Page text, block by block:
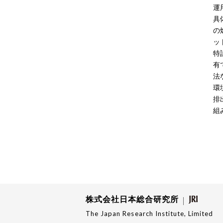
運
具
の
ッ
特
有
法
環
排
組
株式会社日本総合研究所
The Japan Research Institute, Limited